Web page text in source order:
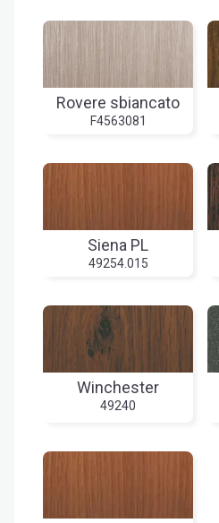
Rovere sbiancato
F4563081
Siena PL
49254.015
Winchester
49240